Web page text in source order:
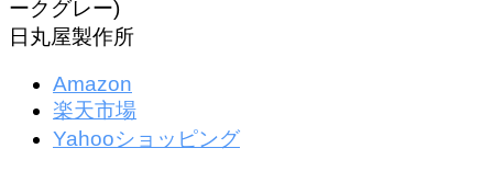
ークグレー)
日丸屋製作所
Amazon
楽天市場
Yahooショッピング